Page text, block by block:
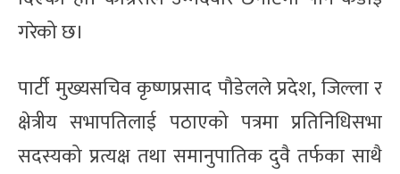
गरेको छ।
पार्टी मुख्यसचिव कृष्णप्रसाद पौडेलले प्रदेश, जिल्ला र
क्षेत्रीय सभापतिलाई पठाएको पत्रमा प्रतिनिधिसभा
सदस्यको प्रत्यक्ष तथा समानुपातिक दुवै तर्फका साथै